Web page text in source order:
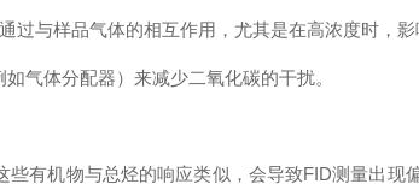
过与样品气体的相互作用，尤其是在高浓度时，
气体分配器）来减少二氧化碳的干扰。
有机物与总烃的响应类似，会导致FID测量出